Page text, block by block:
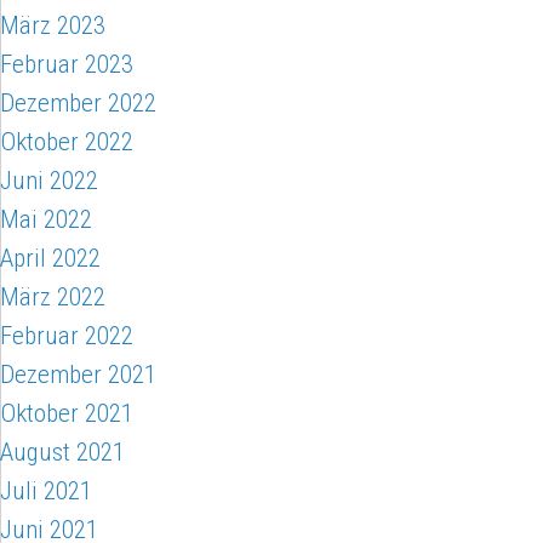
März 2023
Februar 2023
Dezember 2022
Oktober 2022
Juni 2022
Mai 2022
April 2022
März 2022
Februar 2022
Dezember 2021
Oktober 2021
August 2021
Juli 2021
Juni 2021